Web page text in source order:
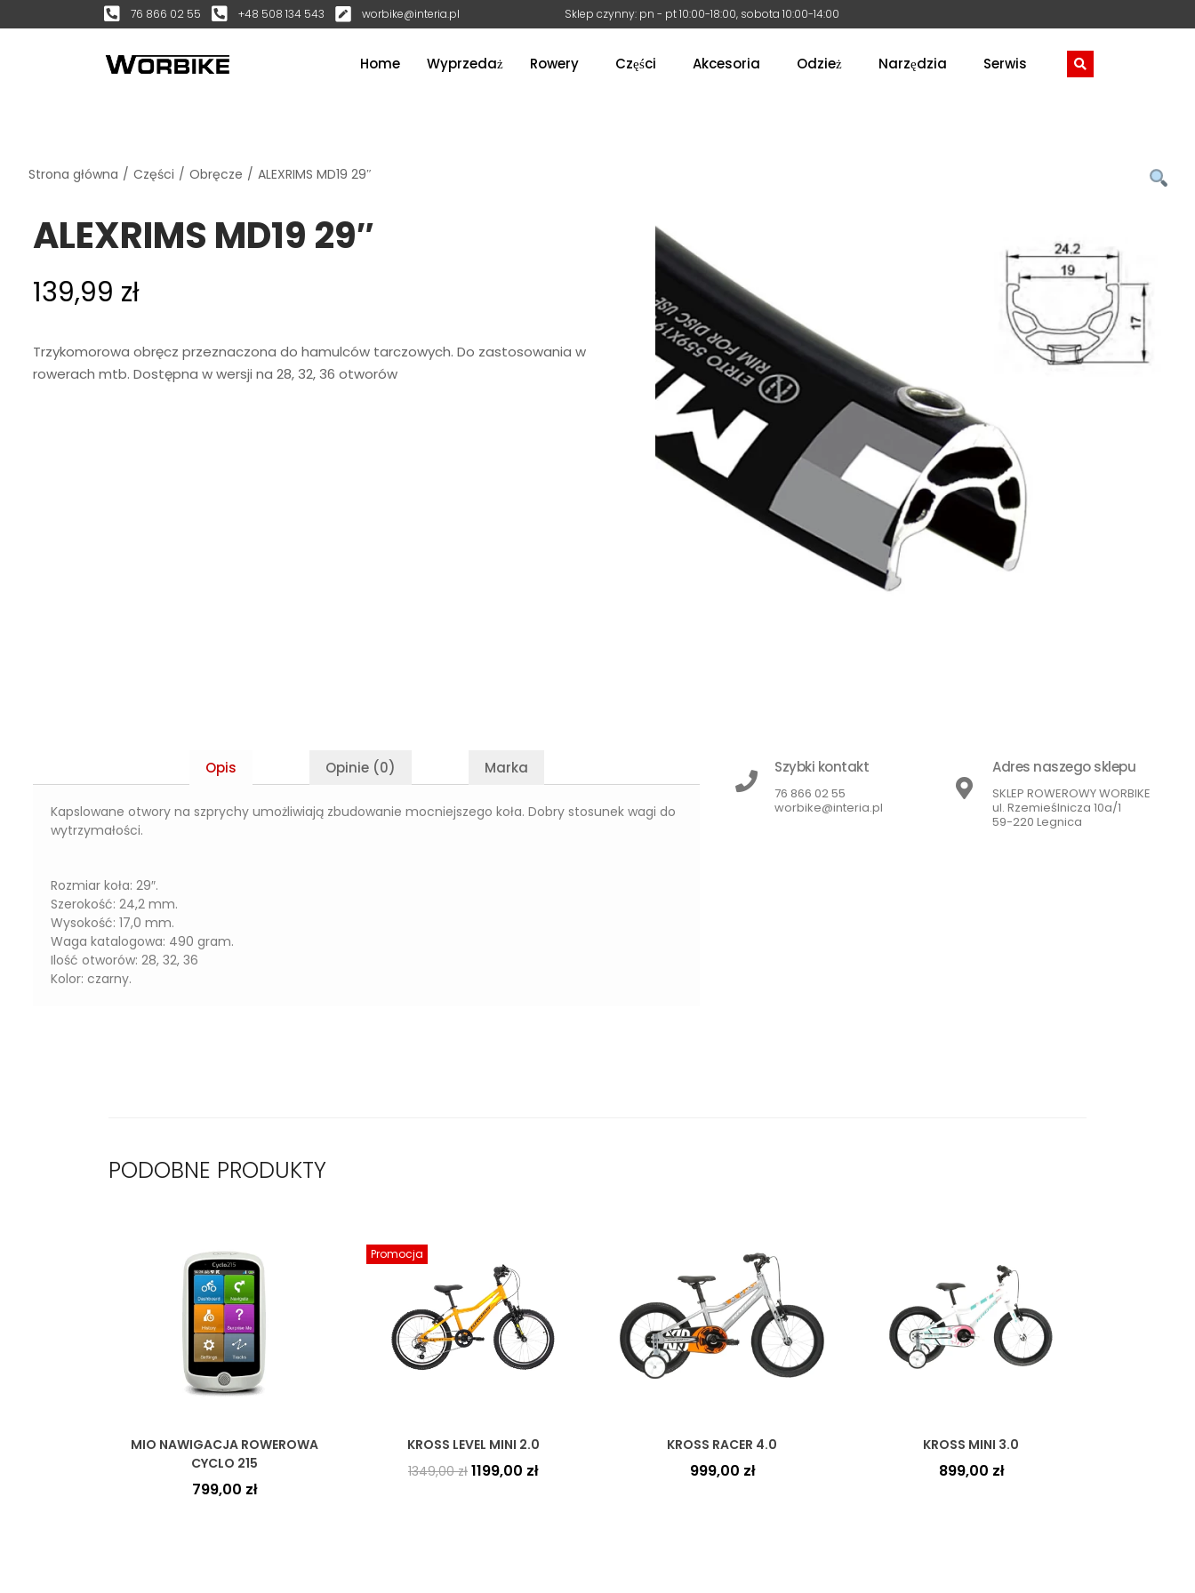
76 866 02 55 +48 508 134 543 worbike@interia.pl Sklep czynny: pn - pt 10:00-18:00, sobota 10:00-14:00
Home Wyprzedaż Rowery Części Akcesoria Odzież Narzędzia Serwis
Strona główna / Części / Obręcze / ALEXRIMS MD19 29″
ALEXRIMS MD19 29″
139,99 zł
Trzykomorowa obręcz przeznaczona do hamulców tarczowych. Do zastosowania w
rowerach mtb. Dostępna w wersji na 28, 32, 36 otworów
Opis Opinie (0) Marka
Kapslowane otwory na szprychy umożliwiają zbudowanie mocniejszego koła. Dobry stosunek wagi do
wytrzymałości.
Rozmiar koła: 29″.
Szerokość: 24,2 mm.
Wysokość: 17,0 mm.
Waga katalogowa: 490 gram.
Ilość otworów: 28, 32, 36
Kolor: czarny.
Szybki kontakt
76 866 02 55
worbike@interia.pl
Adres naszego sklepu
SKLEP ROWEROWY WORBIKE
ul. Rzemieślnicza 10a/1
59-220 Legnica
PODOBNE PRODUKTY
MIO NAWIGACJA ROWEROWA
CYCLO 215
799,00 zł
Promocja
KROSS LEVEL MINI 2.0
1349,00zł 1199,00 zł
KROSS RACER 4.0
999,00 zł
KROSS MINI 3.0
899,00 zł